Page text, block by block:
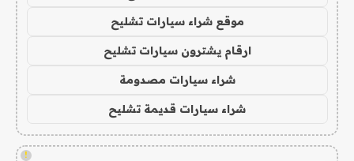
موقع شراء سيارات تشليح
ارقام يشترون سيارات تشليح
شراء سيارات مصدومة
شراء سيارات قديمة تشليح
!